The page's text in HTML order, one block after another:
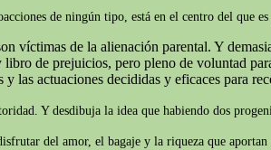
de ningún tipo, está en el centro del que
víctimas de la alienación parental. Y
de prejuicios, pero pleno de voluntad
y las actuaciones decididas y eficaces para
Y desdibuja la idea que habiendo dos
del amor, el bagaje y la riqueza que